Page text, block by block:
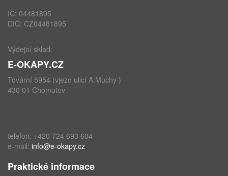
IČ: 04481895
DIČ: CZ04481895
Výdejní sklad:
E-OKAPY.CZ
Tovární 5954 (vjezd ulicí A.Muchy )
430 01 Chomutov
telefon: +420 724 693 604
e-mail: info@e-okapy.cz
Praktické informace